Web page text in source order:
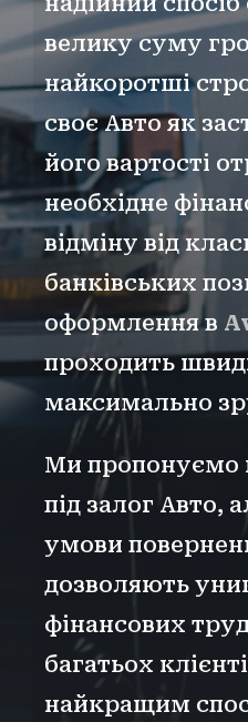
велику суму
найкоротші
своє Авто як
його вартості
необхідне
відміну від
банківських
оформлення в
проходить
максимально
Ми пропонуємо
під залог Авто,
умови
дозволяють
фінансових
багатьох
найкращим